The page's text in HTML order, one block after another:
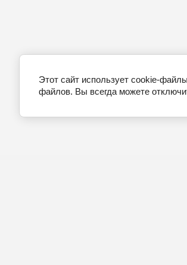
Этот сайт использует cookie-
файлов. Вы всегда можете